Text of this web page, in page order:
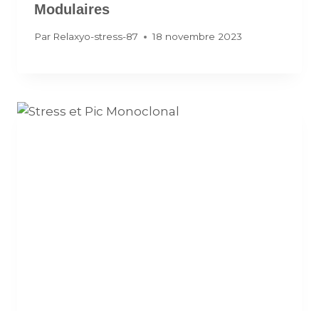
Modulaires
Par Relaxyo-stress-87 18 novembre 2023